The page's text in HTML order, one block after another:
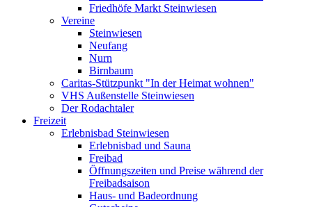
Friedhöfe Markt Steinwiesen
Vereine
Steinwiesen
Neufang
Nurn
Birnbaum
Caritas-Stützpunkt "In der Heimat wohnen"
VHS Außenstelle Steinwiesen
Der Rodachtaler
Freizeit
Erlebnisbad Steinwiesen
Erlebnisbad und Sauna
Freibad
Öffnungszeiten und Preise während der
Freibadsaison
Haus- und Badeordnung